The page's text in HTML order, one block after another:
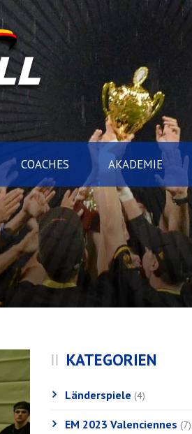
COACHES AKADEMIE
KATEGORIEN
Länderspiele (4)
EM 2023 Valenciennes (7)